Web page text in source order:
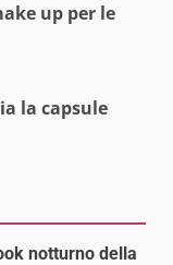
up per le
la capsule
notturno della